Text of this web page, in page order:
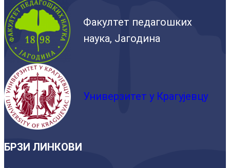
Факултет педагошких
наука, Јагодина
Универзитет у Крагујевцу
БРЗИ ЛИНКОВИ